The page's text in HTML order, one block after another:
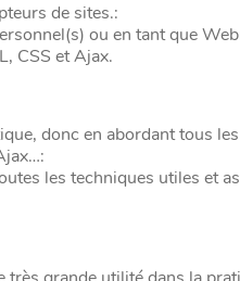
de sites.:
ou en tant que
CSS et Ajax.
donc en abordant tous
les techniques utiles et